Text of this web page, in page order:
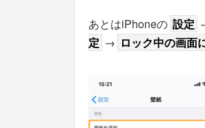
あとはiPhoneの 設定
定 → ロック中の画面